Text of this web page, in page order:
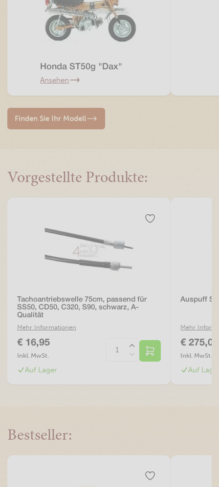
Honda ST50g "Dax"
Ansehen
Finden Sie Ihr Modell
Vorgestellte Produkte:
Tachoantriebswelle 75cm, passend für
SS50, CD50, C320, S90, schwarz, A-
Qualität
Mehr Informationen
€ 16,95
Inkl. MwSt.
Auf Lager
Auspuff
Mehr
€ 275,00
Inkl. MwSt.
Auf
Bestseller: